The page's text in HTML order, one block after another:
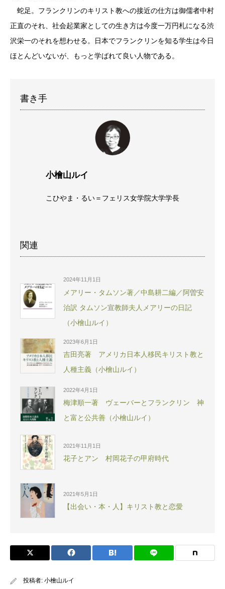
蛇足。フランクリンのキリスト教への接近の仕方は御儒者中村
正直のそれ、社会起業家としての生き方は今度一万円札になる渋
沢栄一のそれを想わせる。日本でフランクリンを知る学生は今日
ほとんどいないが、もっと学ばれて良い人物である。
書き手
小檜山ルイ
こひやま・るい＝フェリス女学院大学学長
関連
2024年11月1日
メアリー・タムソン著／中島耕二編／阿曽安
治訳 タムソン宣教師夫人メアリーの日記
（小檜山ルイ）
2023年6月1日
吉田亮著 アメリカ日本人移民キリスト教と
人種主義（小檜山ルイ）
2022年4月1日
梅津順一著 ヴェーバーとフランクリン 神
と富と公共善（小檜山ルイ）
2021年11月1日
花子とアン 村岡花子の甲府時代
2021年5月1日
【出会い・本・人】キリスト教と恋愛
投稿者: 小檜山ルイ